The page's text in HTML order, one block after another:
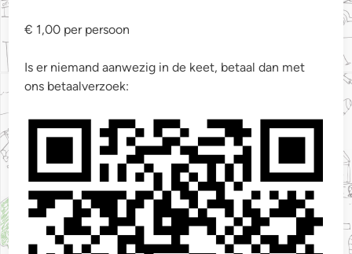
€ 1,00 per persoon
Is er niemand aanwezig in de keet, betaal dan met
ons betaalverzoek: